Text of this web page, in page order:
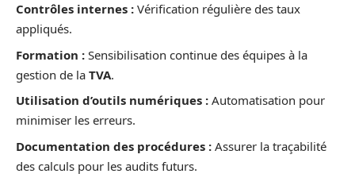
Contrôles internes : Vérification régulière des taux
appliqués.
Formation : Sensibilisation continue des équipes à la
gestion de la TVA.
Utilisation d’outils numériques : Automatisation pour
minimiser les erreurs.
Documentation des procédures : Assurer la traçabilité
des calculs pour les audits futurs.